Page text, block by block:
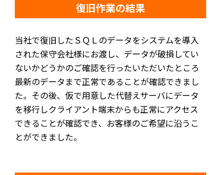
復旧作業の結果
当社で復旧したＳＱＬのデータをシステムを導入
された保守会社様にお渡し、データが破損してい
ないかどうかのご確認を行ったいただいたところ
最新のデータまで正常であることが確認できまし
た。その後、仮で用意した代替えサーバにデータ
を移行しクライアント端末からも正常にアクセス
できることが確認でき、お客様のご希望に沿うこ
とができました。